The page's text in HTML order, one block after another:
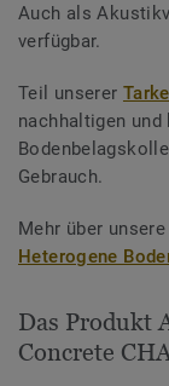
Auch als
verfügbar.
Teil unserer
nachhaltigen
Gebrauch.
Mehr über
Heterogene
Das Produkt
Concrete